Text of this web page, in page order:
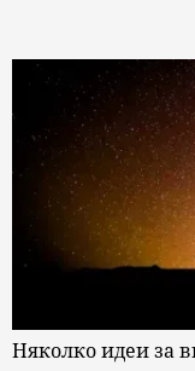
Няколко идеи за